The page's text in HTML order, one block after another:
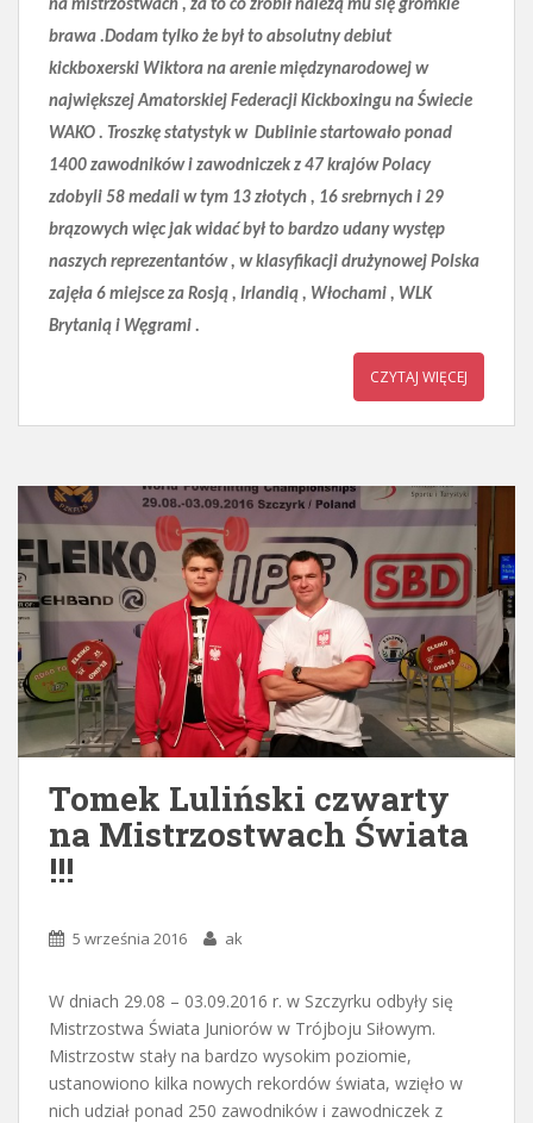
na mistrzostwach , za to co zrobił należą mu się gromkie
brawa .Dodam tylko że był to absolutny debiut
kickboxerski Wiktora na arenie międzynarodowej w
największej Amatorskiej Federacji Kickboxingu na Świecie
WAKO . Troszkę statystyk w Dublinie startowało ponad
1400 zawodników i zawodniczek z 47 krajów Polacy
zdobyli 58 medali w tym 13 złotych , 16 srebrnych i 29
brązowych więc jak widać był to bardzo udany występ
naszych reprezentantów , w klasyfikacji drużynowej Polska
zajęła 6 miejsce za Rosją , Irlandią , Włochami , WLK
Brytanią i Węgrami .
CZYTAJ WIĘCEJ
Tomek Luliński czwarty
na Mistrzostwach Świata
!!!
5 września 2016 ak
W dniach 29.08 – 03.09.2016 r. w Szczyrku odbyły się
Mistrzostwa Świata Juniorów w Trójboju Siłowym.
Mistrzostw stały na bardzo wysokim poziomie,
ustanowiono kilka nowych rekordów świata, wzięło w
nich udział ponad 250 zawodników i zawodniczek z